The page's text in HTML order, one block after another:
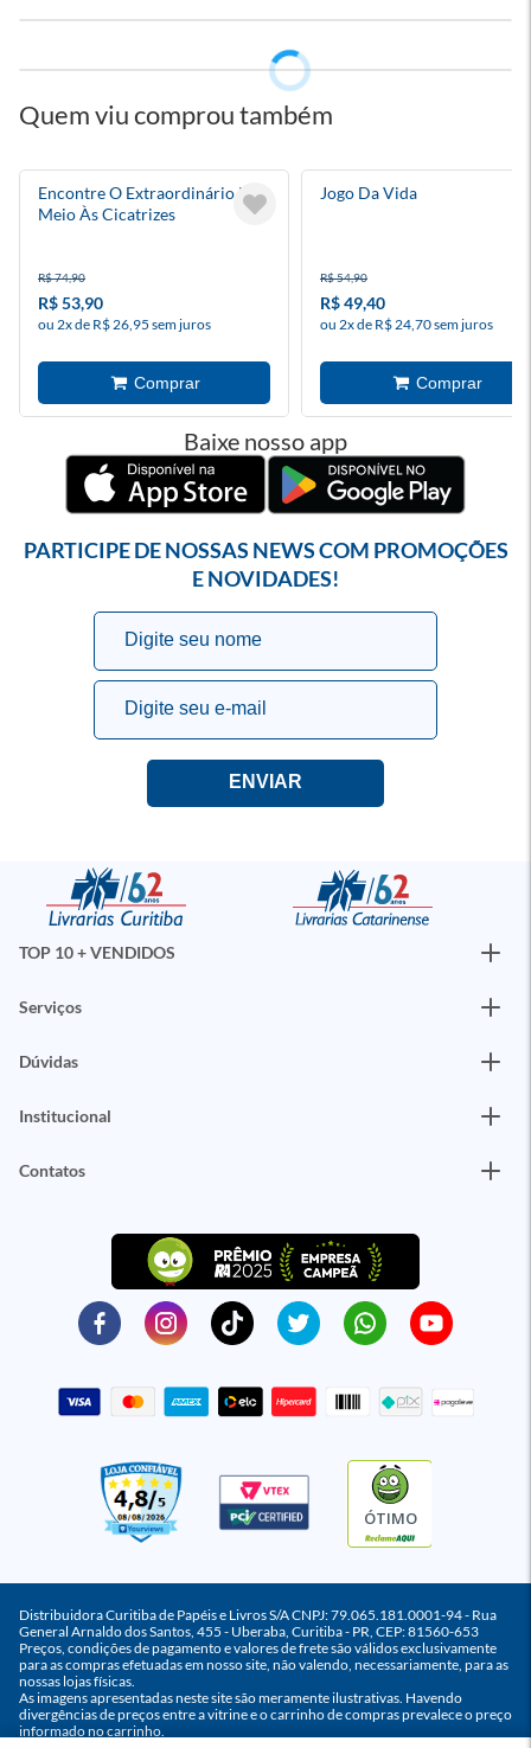
Quem viu comprou também
Encontre O Extraordinário Em
Meio Às Cicatrizes
R$ 74,90
R$ 53,90
ou 2x de R$ 26,95 sem juros
Jogo Da Vida
R$ 54,90
R$ 49,40
ou 2x de R$ 24,70 sem juros
Baixe nosso app
PARTICIPE DE NOSSAS NEWS COM PROMOÇÕES
E NOVIDADES!
TOP 10 + VENDIDOS
Serviços
Dúvidas
Institucional
Contatos
ÓTIMO
Distribuidora Curitiba de Papéis e Livros S/A CNPJ: 79.065.181.0001-94 - Rua
General Arnaldo dos Santos, 455 - Uberaba, Curitiba - PR, CEP: 81560-653
Preços, condições de pagamento e valores de frete são válidos exclusivamente
para as compras efetuadas em nosso site, não valendo, necessariamente, para as
nossas lojas físicas.
As imagens apresentadas neste site são meramente ilustrativas. Havendo
divergências de preços entre a vitrine e o carrinho de compras prevalece o preço
informado no carrinho.